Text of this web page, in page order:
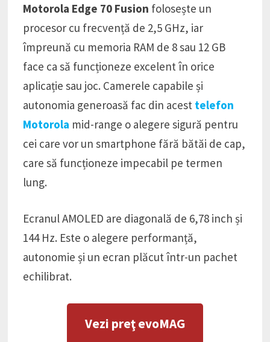
Motorola Edge 70 Fusion folosește un
procesor cu frecvență de 2,5 GHz, iar
împreună cu memoria RAM de 8 sau 12 GB
face ca să funcționeze excelent în orice
aplicație sau joc. Camerele capabile și
autonomia generoasă fac din acest telefon
Motorola mid-range o alegere sigură pentru
cei care vor un smartphone fără bătăi de cap,
care să funcționeze impecabil pe termen
lung.
Ecranul AMOLED are diagonală de 6,78 inch și
144 Hz. Este o alegere performanță,
autonomie și un ecran plăcut într-un pachet
echilibrat.
Vezi preţ evoMAG